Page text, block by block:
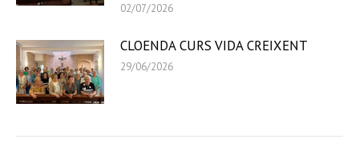
02/07/2026
CLOENDA CURS VIDA CREIXENT
29/06/2026